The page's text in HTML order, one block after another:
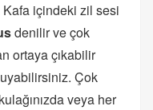
Kafa içindeki zil sesi
denilir ve çok
ortaya çıkabilir
Çok
veya her